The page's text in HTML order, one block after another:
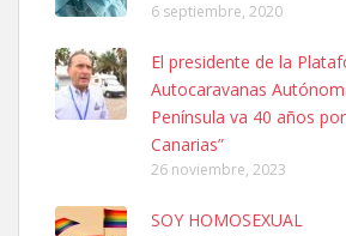
SHIBA PERDIDO AVDA JOSE MESA Y
PERRO MACHO RAZA SHIBA CON
06/07/2025 ZONA MESA Y LOPEZ. ES MUY
Leales.org » Gran Canaria
6.7.2025
6 septiembre, 2020
El presidente de la
Autocaravanas
Península va 40 años
Canarias”
26 noviembre, 2023
SOY HOMOSEXUAL